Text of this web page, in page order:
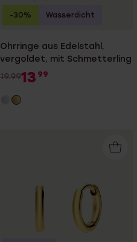
Ohrringe aus Edelstahl,
vergoldet, mit Schmetterling
19.9913 99
-30% Wasserdicht